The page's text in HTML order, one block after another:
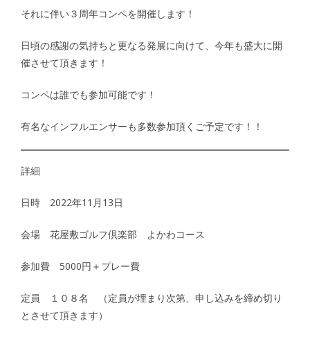
それに伴い３周年コンペを開催します！
日頃の感謝の気持ちと更なる発展に向けて、今年も盛大に開
催させて頂きます！
コンペは誰でも参加可能です！
有名なインフルエンサーも多数参加頂くご予定です！！
詳細
日時 2022年11月13日
会場 花屋敷ゴルフ倶楽部 よかわコース
参加費 5000円＋プレー費
定員 １０８名 （定員が埋まり次第、申し込みを締め切り
とさせて頂きます）